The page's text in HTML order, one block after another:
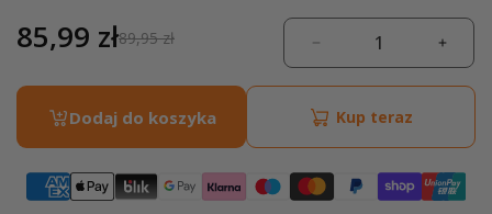
Cena
promocyjna
85,99 zł
Cena
regularna
89,95 zł
Zmniejsz
ilość
Witamina
D3
4000
IU
ilość
D3
4000
IU
Dodaj do koszyka Kup teraz